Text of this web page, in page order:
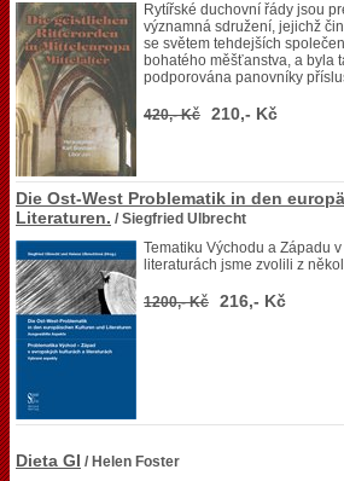
Rytířské duchovní řády jsou
významná sdružení, jejichž
se světem tehdejších
bohatého měšťanstva, a byla
podporována panovníky
420,- Kč 210,- Kč
Die Ost-West Problematik in den
Literaturen. / Siegfried Ulbrecht
Tematiku Východu a Západu
literaturách jsme zvolili z
1200,- Kč 216,- Kč
Dieta GI / Helen Foster